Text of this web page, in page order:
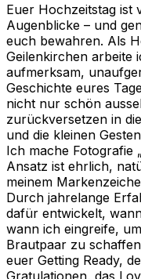
Euer Hochzeitstag
Augenblicke – und
euch bewahren. Als
Geilenkirchen arbeite
aufmerksam,
Geschichte eures
nicht nur schön
zurückversetzen in
und die kleinen
Ich mache Fotografie
Ansatz ist ehrlich,
meinem
Durch jahrelange
dafür entwickelt,
wann ich eingreife,
Brautpaar zu
euer Getting Ready,
Gratulationen, das